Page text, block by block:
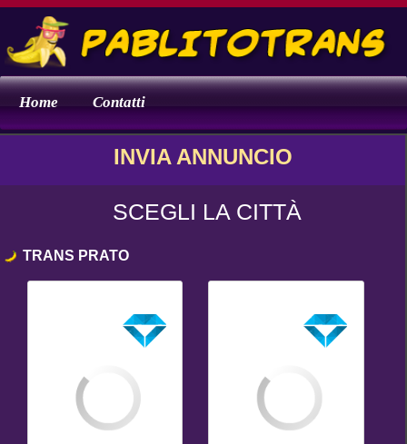
Home Contatti
INVIA ANNUNCIO
SCEGLI LA CITTÀ
TRANS PRATO